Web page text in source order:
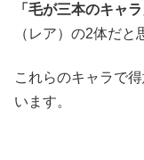
「毛が三本のキャラ
（レア）の2体だと
これらのキャラで
います。